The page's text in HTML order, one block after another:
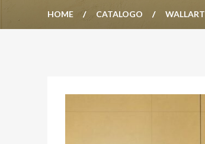
HOME CATALOGO WALLART